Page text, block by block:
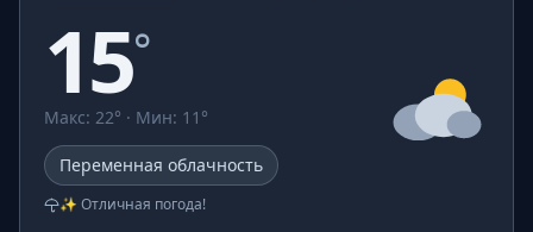
15°
Макс: 22° · Мин: 11 °
Переменная облачность
✨ Отличная погода!